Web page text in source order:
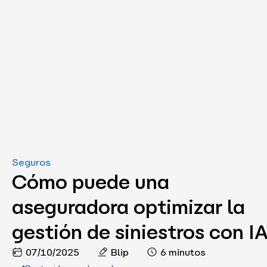
Seguros
Cómo puede una
aseguradora optimizar la
gestión de siniestros con
07/10/2025 Blip 6 minutos